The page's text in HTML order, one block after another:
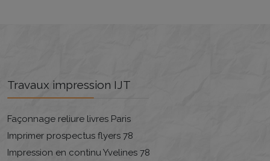
Travaux impression IJT
Façonnage reliure livres Paris
Imprimer prospectus flyers 78
Impression en continu Yvelines 78